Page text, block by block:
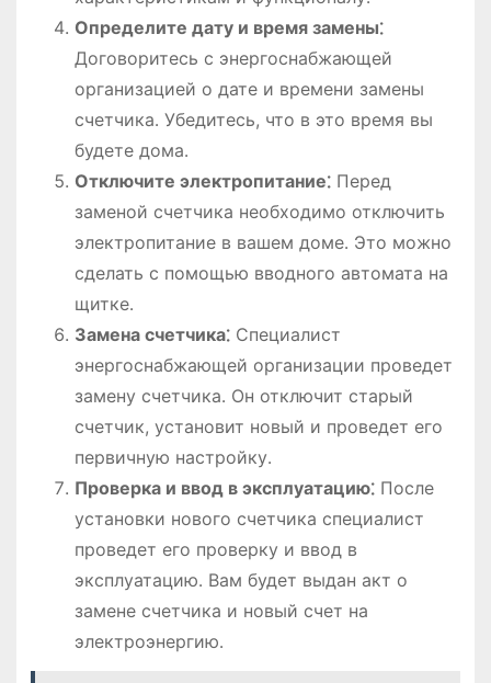
Определите дату и время замены⁚
Договоритесь с энергоснабжающей
организацией о дате и времени замены
счетчика․ Убедитесь, что в это время вы
будете дома․
Отключите электропитание⁚Перед
заменой счетчика необходимо отключить
электропитание в вашем доме․ Это можно
сделать с помощью вводного автомата на
щитке․
Замена счетчика⁚Специалист
энергоснабжающей организации проведет
замену счетчика․ Он отключит старый
счетчик, установит новый и проведет его
первичную настройку․
Проверка и ввод в эксплуатацию⁚После
установки нового счетчика специалист
проведет его проверку и ввод в
эксплуатацию․ Вам будет выдан акт о
замене счетчика и новый счет на
электроэнергию․